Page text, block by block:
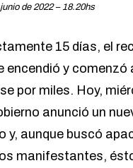
de 2022 – 18.20hs
15 días, el
encendió y comenzó
por miles. Hoy,
anunció un
y, aunque buscó
manifestantes,